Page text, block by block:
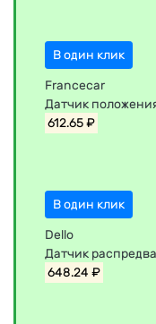
В один клик
Francecar
Датчик
612.65 ₽
В один клик
Dello
Датчик
648.24 ₽